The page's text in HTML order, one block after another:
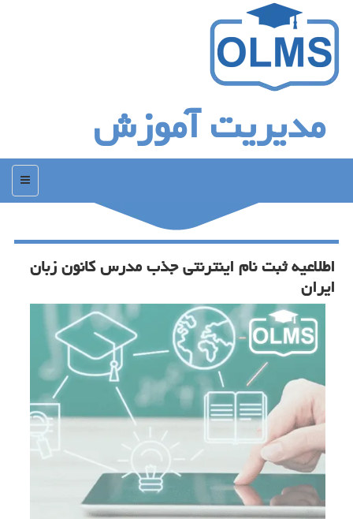
مدیریت آموزش
منو
اطلاعیه ثبت نام اینترنتی جذب مدرس كانون زبان
ایران